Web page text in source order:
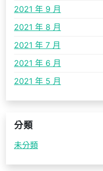
2021 年 9 月
2021 年 8 月
2021 年 7 月
2021 年 6 月
2021 年 5 月
分類
未分類